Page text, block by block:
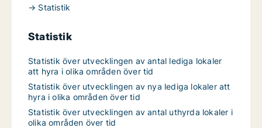
→ Statistik
Statistik
Statistik över utvecklingen av antal lediga lokaler
att hyra i olika områden över tid
Statistik över utvecklingen av nya lediga lokaler att
hyra i olika områden över tid
Statistik över utvecklingen av antal uthyrda lokaler i
olika områden över tid